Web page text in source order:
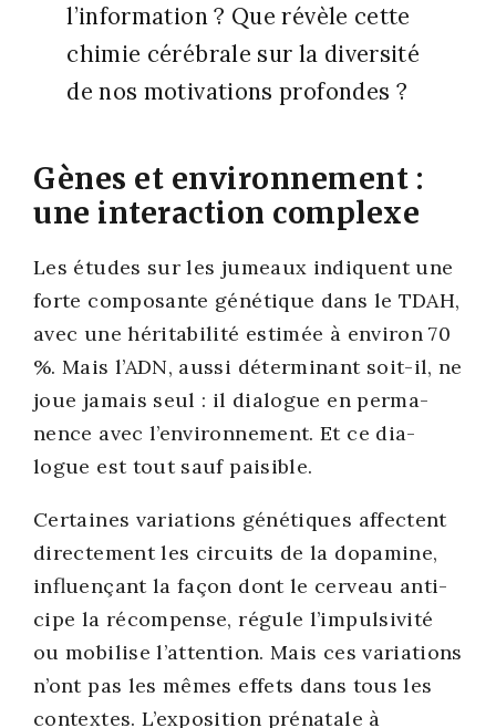
l’information ? Que révèle cette
chi­mie céré­brale sur la diver­si­té
de nos moti­va­tions pro­fondes ?
Gènes et environnement :
une interaction complexe
Les études sur les jumeaux indiquent une
forte com­po­sante géné­tique dans le TDAH,
avec une héri­ta­bi­li­té esti­mée à envi­ron 70
%. Mais l’ADN, aus­si déter­mi­nant soit-il, ne
joue jamais seul : il dia­logue en per­ma­
nence avec l’environnement. Et ce dia­
logue est tout sauf pai­sible.
Cer­taines varia­tions géné­tiques affectent
direc­te­ment les cir­cuits de la dopa­mine,
influen­çant la façon dont le cer­veau anti­
cipe la récom­pense, régule l’impulsivité
ou mobi­lise l’attention. Mais ces varia­tions
n’ont pas les mêmes effets dans tous les
contextes. L’exposition pré­na­tale à